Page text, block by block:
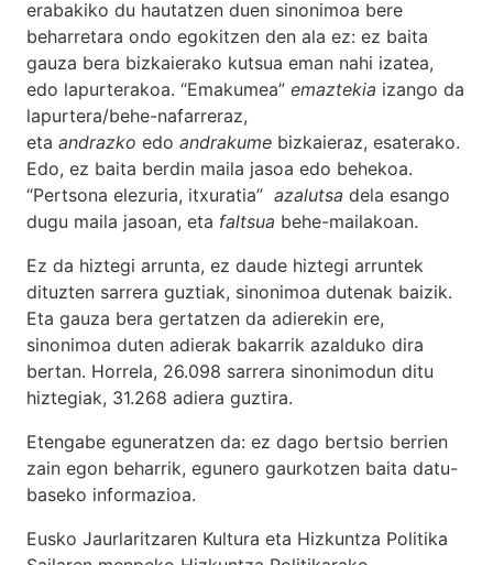
erabakiko du hautatzen duen sinonimoa bere
beharretara ondo egokitzen den ala ez: ez baita
gauza bera bizkaierako kutsua eman nahi izatea,
edo lapurterakoa. “Emakumea” emaztekia izango da
lapurtera/behe-nafarreraz,
eta andrazko edo andrakume bizkaieraz, esaterako.
Edo, ez baita berdin maila jasoa edo behekoa.
“Pertsona elezuria, itxuratia” azalutsa dela esango
dugu maila jasoan, eta faltsua behe-mailakoan.
Ez da hiztegi arrunta, ez daude hiztegi arruntek
dituzten sarrera guztiak, sinonimoa dutenak baizik.
Eta gauza bera gertatzen da adierekin ere,
sinonimoa duten adierak bakarrik azalduko dira
bertan. Horrela, 26.098 sarrera sinonimodun ditu
hiztegiak, 31.268 adiera guztira.
Etengabe eguneratzen da: ez dago bertsio berrien
zain egon beharrik, egunero gaurkotzen baita datu-
baseko informazioa.
Eusko Jaurlaritzaren Kultura eta Hizkuntza Politika